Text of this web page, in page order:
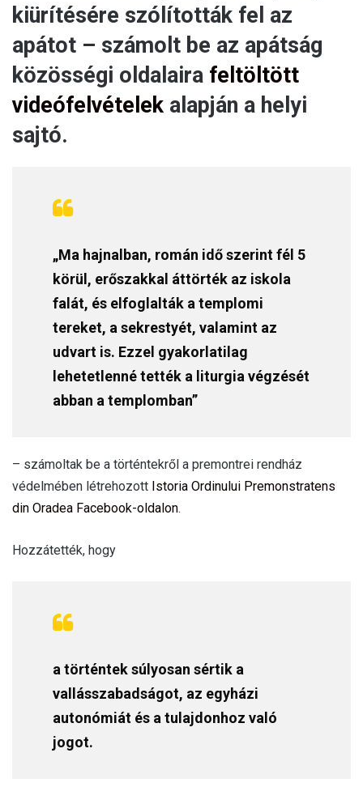
kiürítésére szólították fel az
apátot – számolt be az apátság
közösségi oldalaira feltöltött
videófelvételek alapján a helyi
sajtó.
„Ma hajnalban, román idő szerint fél 5
körül, erőszakkal áttörték az iskola
falát, és elfoglalták a templomi
tereket, a sekrestyét, valamint az
udvart is. Ezzel gyakorlatilag
lehetetlenné tették a liturgia végzését
abban a templomban”
– számoltak be a történtekről a premontrei rendház
védelmében létrehozott Istoria Ordinului Premonstratens
din Oradea Facebook-oldalon.
Hozzátették, hogy
a történtek súlyosan sértik a
vallásszabadságot, az egyházi
autonómiát és a tulajdonhoz való
jogot.